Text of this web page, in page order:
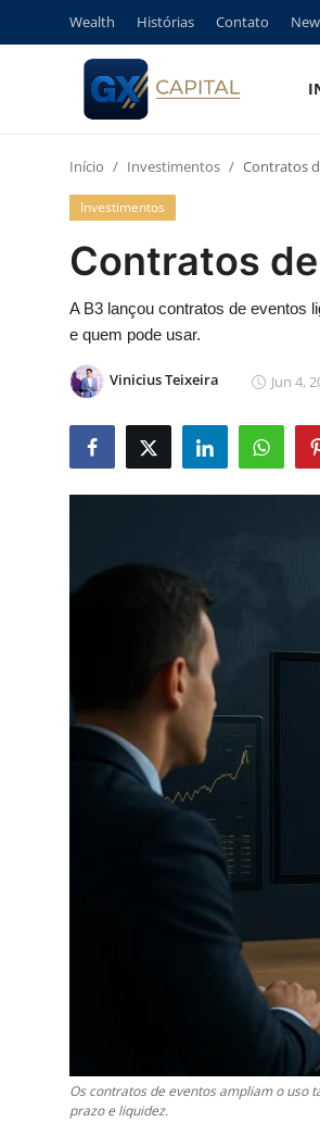
Wealth Histórias Contato
Entrar
Wealth
Histórias
Início Investimentos Contratos
Investimentos
Contratos
A B3 lançou contratos de eventos
e quem pode usar.
Vinicius Teixeira Jun 4,
Os contratos de eventos ampliam o uso
prazo e liquidez.